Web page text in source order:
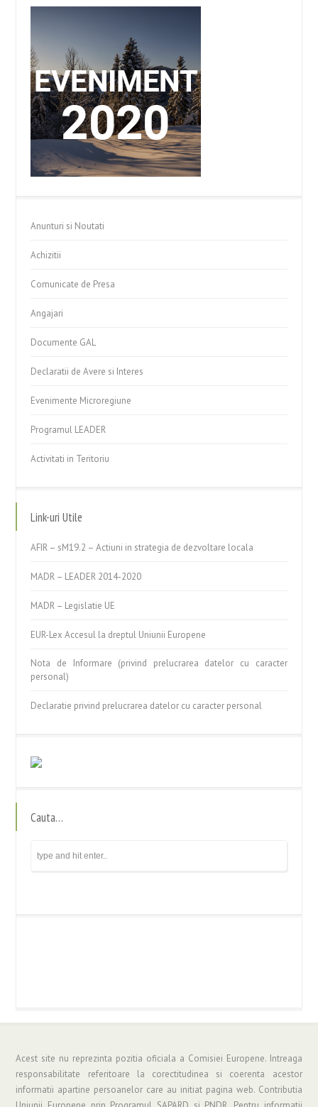
Anunturi si Noutati
Achizitii
Comunicate de Presa
Angajari
Documente GAL
Declaratii de Avere si Interes
Evenimente Microregiune
Programul LEADER
Activitati in Teritoriu
Link-uri Utile
AFIR – sM19.2 – Actiuni in strategia de dezvoltare locala
MADR – LEADER 2014-2020
MADR – Legislatie UE
EUR-Lex Accesul la dreptul Uniunii Europene
Nota de Informare (privind prelucrarea datelor cu caracter
personal)
Declaratie privind prelucrarea datelor cu caracter personal
Cauta…
Acest site nu reprezinta pozitia oficiala a Comisiei Europene. Intreaga
responsabilitate referitoare la corectitudinea si coerenta acestor
informatii apartine persoanelor care au initiat pagina web. Contributia